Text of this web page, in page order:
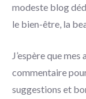
modeste blog
le bien-être, la
J’espère que
commentaire
suggestions et